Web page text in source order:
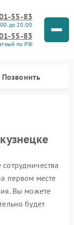
55-83
до 20:00
55-83
по РФ
Позвонить
первом месте
Вы можете
будет